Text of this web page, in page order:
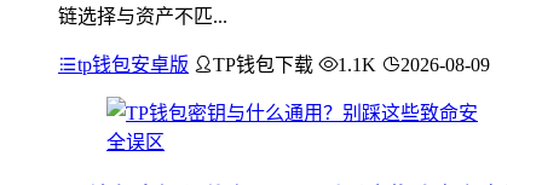
链选择与资产不匹...
tp钱包安卓版 TP钱包下载 1.1K 2026-08-09